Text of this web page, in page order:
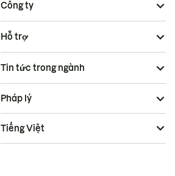
Công ty
Hỗ trợ
Tin tức trong ngành
Pháp lý
Tiếng Việt